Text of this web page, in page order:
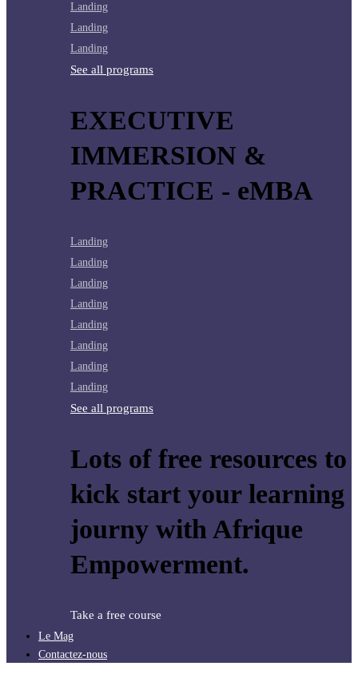
Landing
Landing
Landing
See all programs
EXECUTIVE
IMMERSION &
PRACTICE - eMBA
Landing
Landing
Landing
Landing
Landing
Landing
Landing
Landing
See all programs
Lots of free resources to
kick start your learning
journy with Afrique
Empowerment.
Take a free course
Le Mag
Contactez-nous